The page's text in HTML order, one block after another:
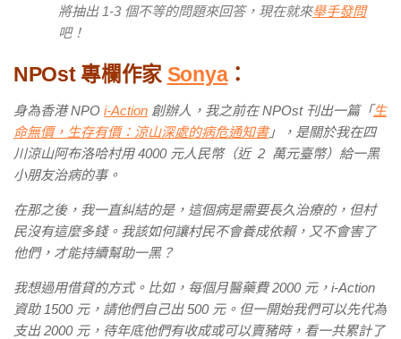
將抽出 1-3 個不等的問題來回答，現在就來舉手發問
吧！
NPOst 專欄作家 Sonya：
身為香港 NPO i-Action 創辦人，我之前在 NPOst 刊出一篇「生
命無價，生存有價：涼山深處的病危通知書」，是關於我在四
川涼山阿布洛哈村用 4000 元人民幣（近 2 萬元臺幣）給一黑
小朋友治病的事。
在那之後，我一直糾結的是，這個病是需要長久治療的，但村
民沒有這麼多錢。我該如何讓村民不會養成依賴，又不會害了
他們，才能持續幫助一黑？
我想過用借貸的方式。比如，每個月醫藥費 2000 元，i-Action
資助 1500 元，請他們自己出 500 元。但一開始我們可以先代為
支出 2000 元，待年底他們有收成或可以賣豬時，看一共累計了